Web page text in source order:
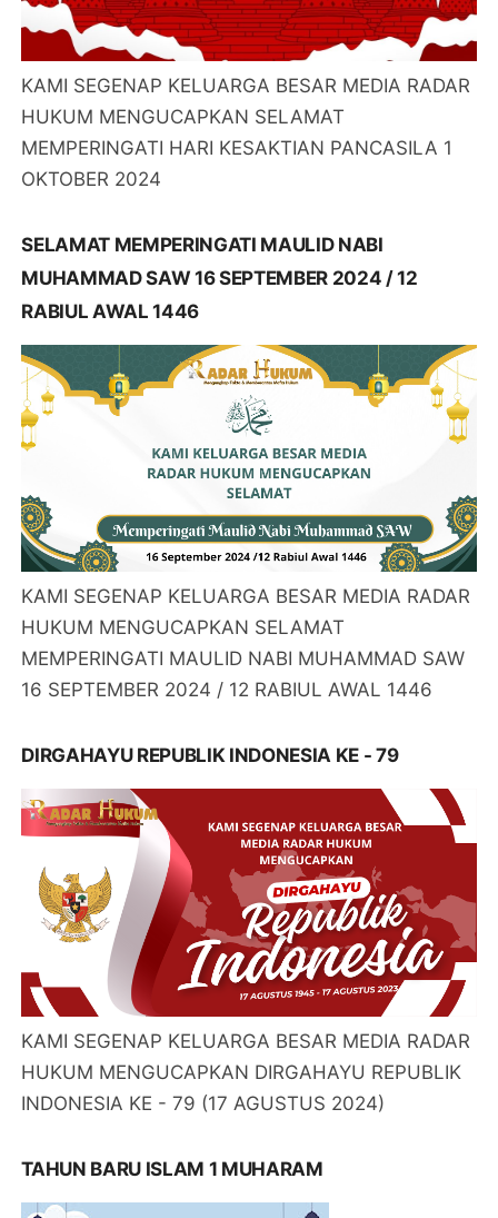
KAMI SEGENAP KELUARGA BESAR MEDIA RADAR
HUKUM MENGUCAPKAN SELAMAT
MEMPERINGATI HARI KESAKTIAN PANCASILA 1
OKTOBER 2024
SELAMAT MEMPERINGATI MAULID NABI
MUHAMMAD SAW 16 SEPTEMBER 2024 / 12
RABIUL AWAL 1446
KAMI SEGENAP KELUARGA BESAR MEDIA RADAR
HUKUM MENGUCAPKAN SELAMAT
MEMPERINGATI MAULID NABI MUHAMMAD SAW
16 SEPTEMBER 2024 / 12 RABIUL AWAL 1446
DIRGAHAYU REPUBLIK INDONESIA KE - 79
KAMI SEGENAP KELUARGA BESAR MEDIA RADAR
HUKUM MENGUCAPKAN DIRGAHAYU REPUBLIK
INDONESIA KE - 79 (17 AGUSTUS 2024)
TAHUN BARU ISLAM 1 MUHARAM